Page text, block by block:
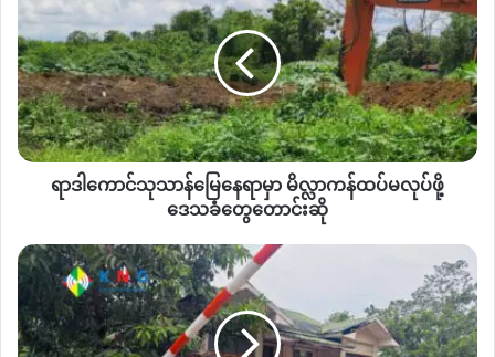
အမျိုးသမီးတစ်ဦးက ပြောပါတယ်။
“ကျွန်မတို့ကတော့Power Stationနဲ့Epcကမီး နဲ့ ပဲတွဲပြီး
လည်ပတ်နေတာ အခုကepcမရဘူးဆိုတော့ ဘာမှလုပ်ရ
ဘူးwifiဘေလ်ဖိုးလည်းတလစာကမနည်းဘူးအခွန်ကလည်းပေးရ
သေးတယ်။ သူများလည်းကိုယ်တွေလိုပဲညည်းနေကြတာ
လို့ အသက် ၃၀ ကျော်အရွယ်အထက်ဖော်ပြပါအမျိုးသမီးတစ်ဦး
ကပြောပါတယ်။
ပြီးခဲ့တဲ့ ၂၀၂၃ ခုနှစ်တုန်းကလည်း နမ့်ထွမ်ရေအားလျှပ်စစ်စက်ရုံ
မှာ
ကွန်ပျူတာစနစ် ချို့ယွင်းသွားတာကြောင့်
တစ်လနီးပါးကြာ
လျှပ်စစ်မီးပြတ်တောက်မှုဖြစ်ပေါ်ခဲ့ပါသေးတယ်။
ကောင်
သုသာန်
မြေ
နေရာ
မှာ
မိလ္လာ
ကန်
ဖို့
ဒေသခံ
တွေ
တောင်း
ဆို
ရာဒါကောင်သုသာန်မြေနေရာမှာ မိလ္လာကန်ထပ်မလုပ်ဖို့
ဒေသခံတွေတောင်းဆို
ဗန်း
မော်
အကျဉ်းထောင်
ရှိ
အကျဉ်းသား၊